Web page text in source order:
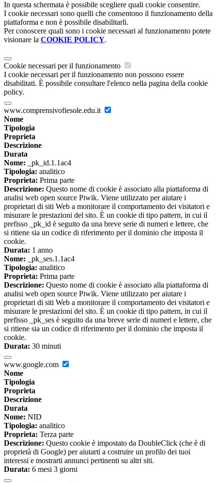
In questa schermata è possibile scegliere quali cookie consentire.
I cookie necessari sono quelli che consentono il funzionamento della
piattaforma e non è possibile disabilitarli.
Per conoscere quali sono i cookie necessari al funzionamento potete
visionare la COOKIE POLICY.
Cookie necessari per il funzionamento
I cookie necessari per il funzionamento non possono essere
disabilitati. È possibile consultare l'elenco nella pagina della cookie
policy.
www.comprensivofiesole.edu.it
Nome
Tipologia
Proprieta
Descrizione
Durata
Nome: _pk_id.1.1ac4
Tipologia: analitico
Proprieta: Prima parte
Descrizione: Questo nome di cookie è associato alla piattaforma di
analisi web open source Piwik. Viene utilizzato per aiutare i
proprietari di siti Web a monitorare il comportamento dei visitatori e
misurare le prestazioni del sito. È un cookie di tipo pattern, in cui il
prefisso _pk_id è seguito da una breve serie di numeri e lettere, che
si ritiene sia un codice di riferimento per il dominio che imposta il
cookie.
Durata: 1 anno
Nome: _pk_ses.1.1ac4
Tipologia: analitico
Proprieta: Prima parte
Descrizione: Questo nome di cookie è associato alla piattaforma di
analisi web open source Piwik. Viene utilizzato per aiutare i
proprietari di siti Web a monitorare il comportamento dei visitatori e
misurare le prestazioni del sito. È un cookie di tipo pattern, in cui il
prefisso _pk_ses è seguito da una breve serie di numeri e lettere, che
si ritiene sia un codice di riferimento per il dominio che imposta il
cookie.
Durata: 30 minuti
www.google.com
Nome
Tipologia
Proprieta
Descrizione
Durata
Nome: NID
Tipologia: analitico
Proprieta: Terza parte
Descrizione: Questo cookie è impostato da DoubleClick (che è di
proprietà di Google) per aiutarti a costruire un profilo dei tuoi
interessi e mostrarti annunci pertinenti su altri siti.
Durata: 6 mesi 3 giorni